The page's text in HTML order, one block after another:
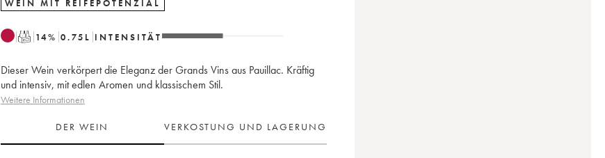
WEIN MIT REIFEPOTENZIAL
T 14% 0.75 L INTENSITÄT
Dieser Wein verkörpert die Eleganz der Grands Vins aus Pauillac. Kräftig
und intensiv, mit edlen Aromen und klassischem Stil.
Weitere Informationen
DER WEIN VERKOSTUNG UND LAGERUNG